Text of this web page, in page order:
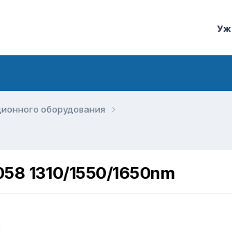
оборудования
1310/1550/1650nm